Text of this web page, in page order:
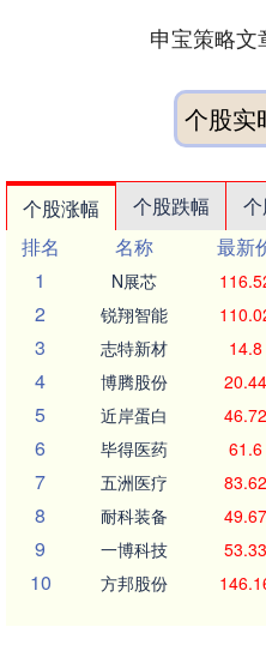
申宝策略文
个股实
个股涨幅 个股跌幅
排名
名称 最新
1
N展芯
2 锐翔智能
3 志特新材 14.8
4 博腾股份 20.44
5 近岸蛋白 46.72
6 毕得医药 61.6
7 五洲医疗 83.62
8 耐科装备 49.67
9 一博科技 53.33
10 方邦股份